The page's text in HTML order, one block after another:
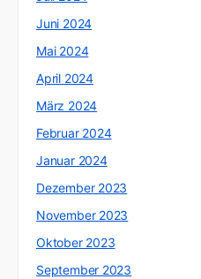
Juni 2024
Mai 2024
April 2024
März 2024
Februar 2024
Januar 2024
Dezember 2023
November 2023
Oktober 2023
September 2023